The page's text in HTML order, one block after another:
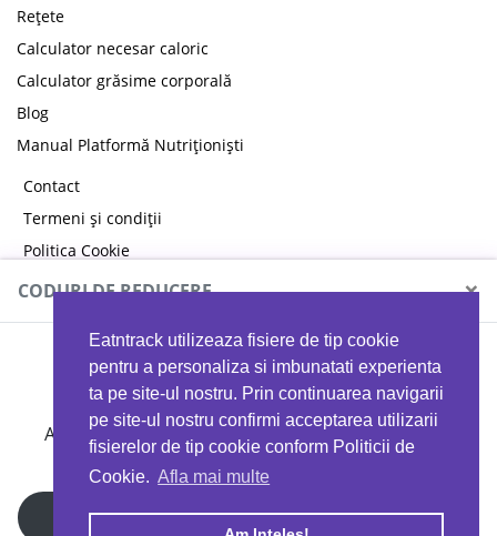
Eatntrack utilizeaza fisiere de tip cookie
pentru a personaliza si imbunatati experienta
ta pe site-ul nostru. Prin continuarea navigarii
pe site-ul nostru confirmi acceptarea utilizarii
fisierelor de tip cookie conform Politicii de
Cookie. Afla mai multe
Rețete
Calculator necesar caloric
Calculator grăsime corporală
Blog
Manual Platformă Nutriționiști
Contact
Termeni și condiții
Politica Cookie
Politica de confidențialitate
CODURI DE REDUCERE ×
MYPROTEIN
Ai 40%reducere la orice comandă folosind codul
EATTRACK
Profită acum